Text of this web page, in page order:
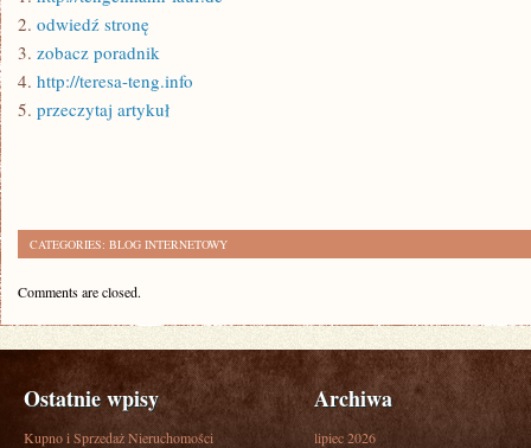
2. odwiedź stronę
3. zobacz poradnik
4. http://teresa-teng.info
5. przeczytaj artykuł
CATEGORIES: BLOG INTERNETOWY
Comments are closed.
Ostatnie wpisy
Kupno i Sprzedaż Nieruchomości
Archiwa
lipiec 2026